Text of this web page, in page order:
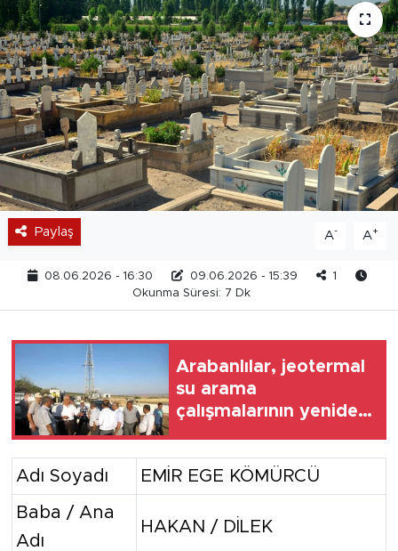
Paylaş A- A+
08.06.2026 - 16:30 09.06.2026 - 15:39
1
Okunma Süresi: 7 Dk
Arabanlılar, jeotermal
su arama
çalışmalarının yeniden
Adı Soyadı EMİR EGE KÖMÜRCÜ
Baba / Ana
Adı
HAKAN / DİLEK